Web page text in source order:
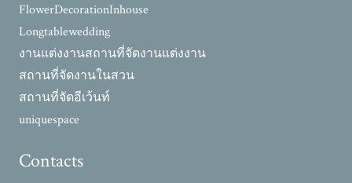
FlowerDecorationInhouse
Longtablewedding
งานแต่งงานสถานที่จัดงานแต่งงาน
สถานที่จัดงานในสวน
สถานที่จัดอีเว้นท์
uniquespace
Contacts